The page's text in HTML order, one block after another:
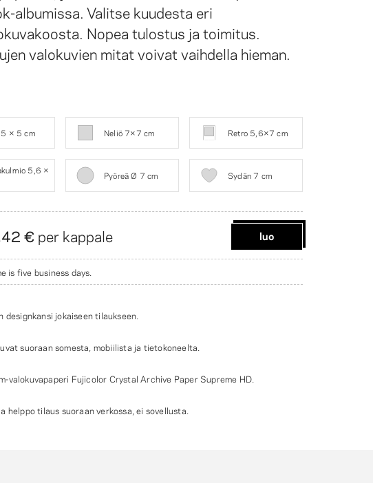
albumissa. Valitse kuudesta eri
Nopea tulostus ja toimitus.
valokuvien mitat voivat vaihdella hieman.
5 × 5 cm Neliö 7×7 cm Retro 5,6×7 cm
5,6 ×
Pyöreä Ø 7 cm Sydän 7 cm
€ per kappale luo
is five business days.
designkansi jokaiseen tilaukseen.
suoraan somesta, mobiilista ja tietokoneelta.
valokuvapaperi Fujicolor Crystal Archive Paper Supreme HD.
helppo tilaus suoraan verkossa, ei sovellusta.